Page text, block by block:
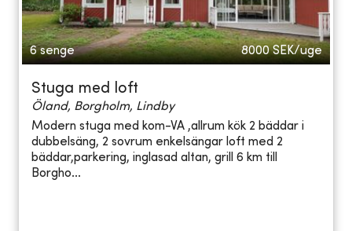
6 senge 8000 SEK/uge
Stuga med loft
Öland, Borgholm, Lindby
Modern stuga med kom-VA ,allrum kök 2 bäddar i
dubbelsäng, 2 sovrum enkelsängar loft med 2
bäddar,parkering, inglasad altan, grill 6 km till
Borgho...